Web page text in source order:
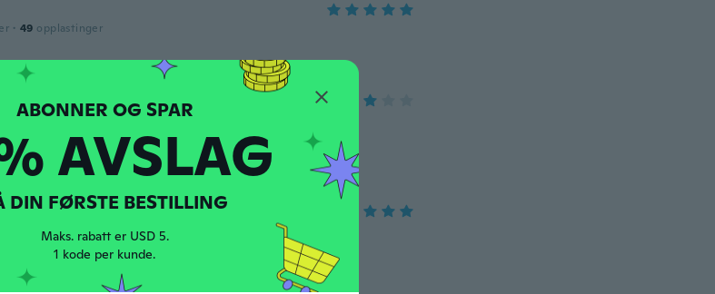
· 49 opplastinger
1 opplastinger
AVSLAG
DIN FØRSTE BESTILLING
Maks. rabatt er USD 5.
1 kode per kunde.